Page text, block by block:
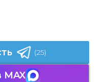
(25)
MAX